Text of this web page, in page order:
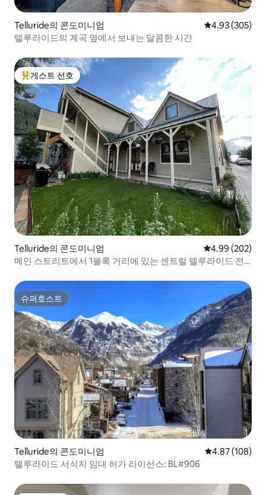
Telluride의 콘도미니엄 평점 4.93점(5
4.93 (305)
텔루라이드의 계곡 옆에서 보내는 달콤한 시간
상위 게스트 선호
게스트 선호
Telluride의 콘도미니엄 평점 4.99점(5
4.99 (202)
메인 스트리트에서 1블록 거리에 있는 센트럴 텔루라이드 전
슈퍼호스트
슈퍼호스트
Telluride의 콘도미니엄 평점 4.87점(5
4.87 (108)
텔루라이드 서식지 임대 허가 라이선스: BL#906